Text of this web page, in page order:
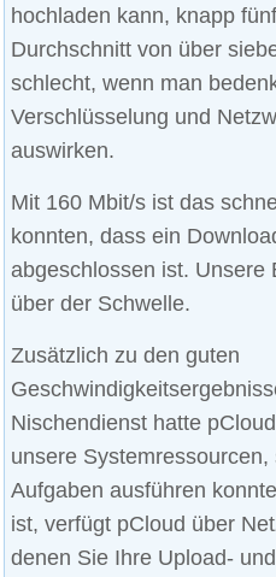
hochladen kann, knapp
Durchschnitt von über
schlecht, wenn man
Verschlüsselung und
auswirken.
Mit 160 Mbit/s ist das
konnten, dass ein
abgeschlossen ist. Unsere
über der Schwelle.
Zusätzlich zu den guten
Nischendienst hatte
unsere
Aufgaben ausführen
ist, verfügt pCloud über
denen Sie Ihre Upload-